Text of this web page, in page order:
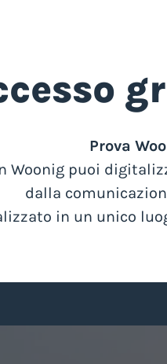
Prova
Woonig puoi
dalla
in un unico